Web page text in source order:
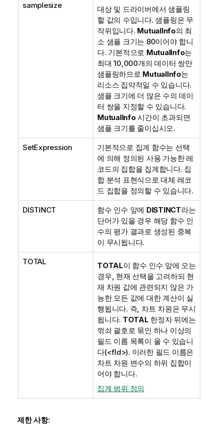
samplesize
대상 및 드라이버에서 샘플링
할 값의 수입니다. 샘플링은 무
작위입니다. MutualInfo의 최
소 샘플 크기는 80이어야 합니
다. 기본적으로 MutualInfo는
최대 10,000개의 데이터 쌍만
샘플링하므로 MutualInfo는
리소스 집약적일 수 있습니다.
샘플 크기에 더 많은 수의 데이
터 쌍을 지정할 수 있습니다.
MutualInfo 시간이 초과되면
샘플 크기를 줄이십시오.
SetExpression
기본적으로 집계 함수는 선택
에 의해 정의된 사용 가능한 레
코드의 집합을 집계합니다. 집
합 분석 표현식으로 대체 레코
드 집합을 정의할 수 있습니다.
DISTINCT 함수 인수 앞에 DISTINCT라는
단어가 있을 경우 해당 함수 인
수의 평가 결과로 생성된 중복
이 무시됩니다.
TOTAL TOTAL이 함수 인수 앞에 오는
경우, 현재 선택을 고려하되 현
재 차원 값에 관련되지 않은 가
능한 모든 값에 대한 계산이 실
행됩니다. 즉, 차트 차원은 무시
됩니다. TOTAL 한정자 뒤에는
꺾쇠 괄호로 묶인 하나 이상의
필드 이름 목록이 올 수 있습니
다(<fld>). 이러한 필드 이름은
차트 차원 변수의 하위 집합이
어야 합니다.
집계 범위 정의
제한 사항: